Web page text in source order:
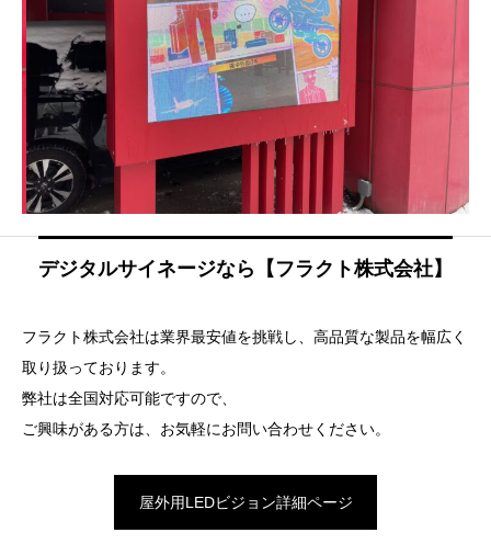
デジタルサイネージなら【フラクト株式会社】
フラクト株式会社は業界最安値を挑戦し、高品質な製品を幅広く
取り扱っております。
弊社は全国対応可能ですので、
ご興味がある方は、お気軽にお問い合わせください。
屋外用LEDビジョン詳細ページ